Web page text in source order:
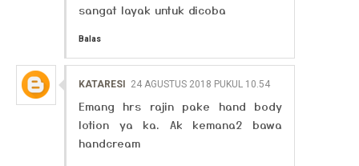
sangat layak untuk dicoba
Balas
KATARESI 24 AGUSTUS 2018 PUKUL 10.54
Emang hrs rajin pake hand body
lotion ya ka. Ak kemana2 bawa
handcream